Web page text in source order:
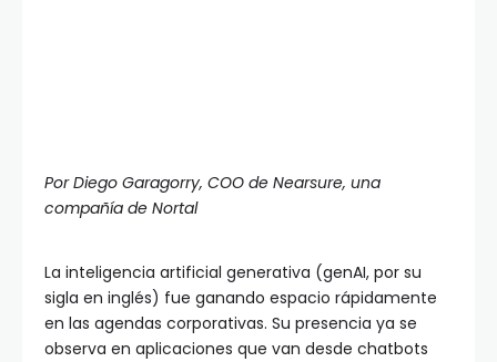
Por Diego Garagorry, COO de Nearsure, una
compañía de Nortal
La inteligencia artificial generativa (genAI, por su
sigla en inglés) fue ganando espacio rápidamente
en las agendas corporativas. Su presencia ya se
observa en aplicaciones que van desde chatbots